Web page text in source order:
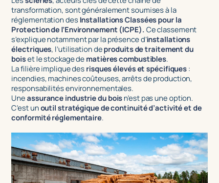
transformation, sont généralement soumises à la
réglementation desInstallations Classées pour la
Protection de l’Environnement (ICPE).Ce classement
s’explique notamment par la présence d’installations
électriques, l’utilisation deproduits de traitement du
boiset le stockage dematières combustibles.
La filière implique desrisques élevés et spécifiques:
incendies, machines coûteuses, arrêts de production,
responsabilités environnementales.
Uneassurance industrie du boisn’est pas une option.
C’est unoutil stratégique de continuité d’activité et de
conformité réglementaire.